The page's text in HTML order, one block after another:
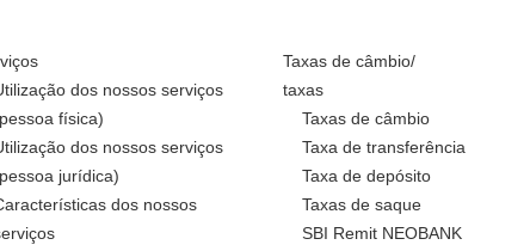
dos nossos serviços
física)
dos nossos serviços
jurídica)
dos nossos
Taxas de câmbio/
taxas
Taxas de câmbio
Taxa de transferência
Taxa de depósito
Taxas de saque
SBI Remit NEOBANK